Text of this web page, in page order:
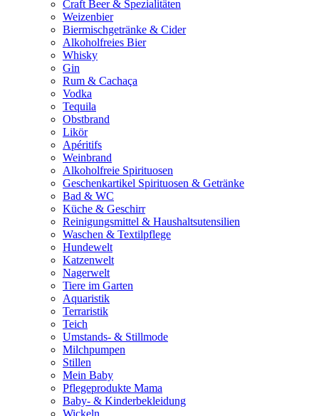
Craft Beer & Spezialitäten
Weizenbier
Biermischgetränke & Cider
Alkoholfreies Bier
Whisky
Gin
Rum & Cachaça
Vodka
Tequila
Obstbrand
Likör
Apéritifs
Weinbrand
Alkoholfreie Spirituosen
Geschenkartikel Spirituosen & Getränke
Bad & WC
Küche & Geschirr
Reinigungsmittel & Haushaltsutensilien
Waschen & Textilpflege
Hundewelt
Katzenwelt
Nagerwelt
Tiere im Garten
Aquaristik
Terraristik
Teich
Umstands- & Stillmode
Milchpumpen
Stillen
Mein Baby
Pflegeprodukte Mama
Baby- & Kinderbekleidung
Wickeln